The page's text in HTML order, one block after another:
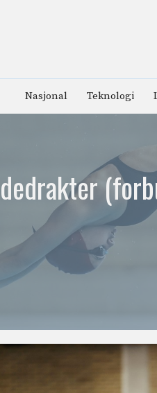
Nasjonal Teknologi